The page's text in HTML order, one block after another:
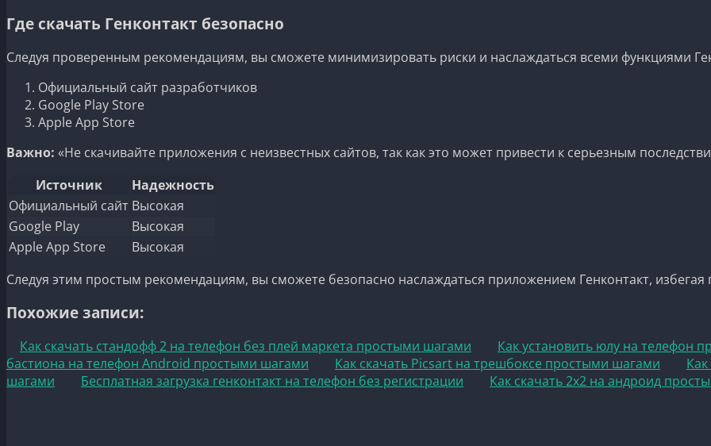
Где скачать Генконтакт безопасно
Следуя проверенным рекомендациям, вы сможете минимизировать риски и наслаждаться всеми функциями
Официальный сайт разработчиков
Google Play Store
Apple App Store
Важно: «Не скачивайте приложения с неизвестных сайтов, так как это может привести к серьезным
Источник
Надежность
Официальный сайт Высокая
Google Play
Высокая
Apple App Store
Высокая
Следуя этим простым рекомендациям, вы сможете безопасно наслаждаться приложением Генконтакт,
Похожие записи:
Как скачать стандофф 2 на телефон без плей маркета простыми шагами
Как установить юлу на телефон
бастиона на телефон Android простыми шагами
Как скачать Picsart на трешбоксе простыми шагами
шагами
Бесплатная загрузка генконтакт на телефон без регистрации Как скачать 2х2 на андроид